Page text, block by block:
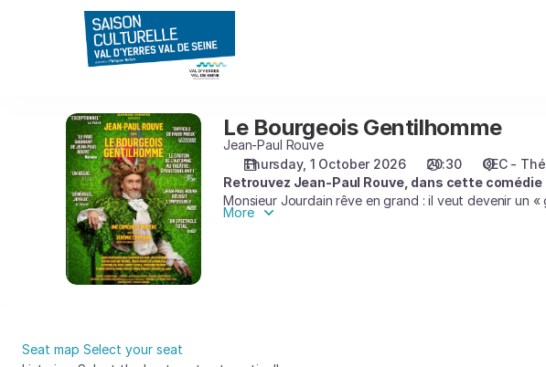
Culturelle
Le
Bourgeois
Gentilhomme
Le Bourgeois Gentilhomme
Jean-Paul Rouve
Thursday, 1 October 2026
20:30
CEC -
Retrouvez Jean-Paul Rouve, dans cette
Monsieur Jourdain rêve en grand : il veut devenir un
noblesse, les faux-semblants valsent, les intrigues
More
Seat map Select your seat